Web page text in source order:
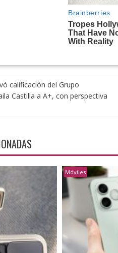
calificación del Grupo
Castilla a A+, con perspectiva
Móviles